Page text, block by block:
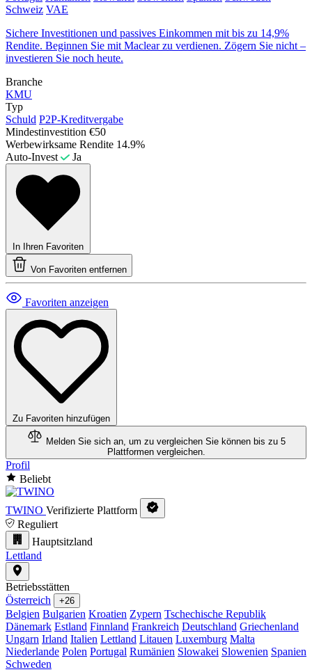
Schweiz VAE
Sichere Investitionen und passives Einkommen mit bis zu 14,9%
Rendite. Beginnen Sie mit Maclear zu verdienen. Zögern Sie nicht –
investieren Sie noch heute.
Branche
KMU
Typ
Schuld P2P-Kreditvergabe
Mindestinvestition €50
Werbewirksame Rendite 14.9%
Auto-Invest
Ja
In Ihren Favoriten
Von Favoriten entfernen
Favoriten anzeigen
Zu Favoriten hinzufügen
Melden Sie sich an, um zu vergleichen Sie können bis zu 5
Plattformen vergleichen.
Profil
Beliebt
TWINO Verifizierte Plattform
Reguliert
Hauptsitzland
Lettland
Betriebsstätten
Österreich
+26
Belgien Bulgarien Kroatien Zypern Tschechische Republik
Dänemark Estland Finnland Frankreich Deutschland Griechenland
Ungarn Irland Italien Lettland Litauen Luxemburg Malta
Niederlande Polen Portugal Rumänien Slowakei Slowenien Spanien
Schweden